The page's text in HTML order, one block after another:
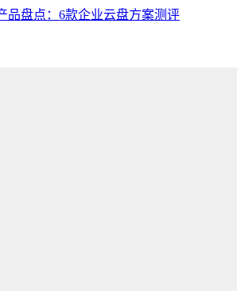
品盘点：6款企业云盘方案测评